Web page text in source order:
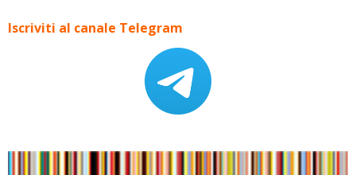
Iscriviti al canale Telegram